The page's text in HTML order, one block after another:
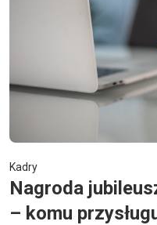
Kadry
Nagroda
– komu